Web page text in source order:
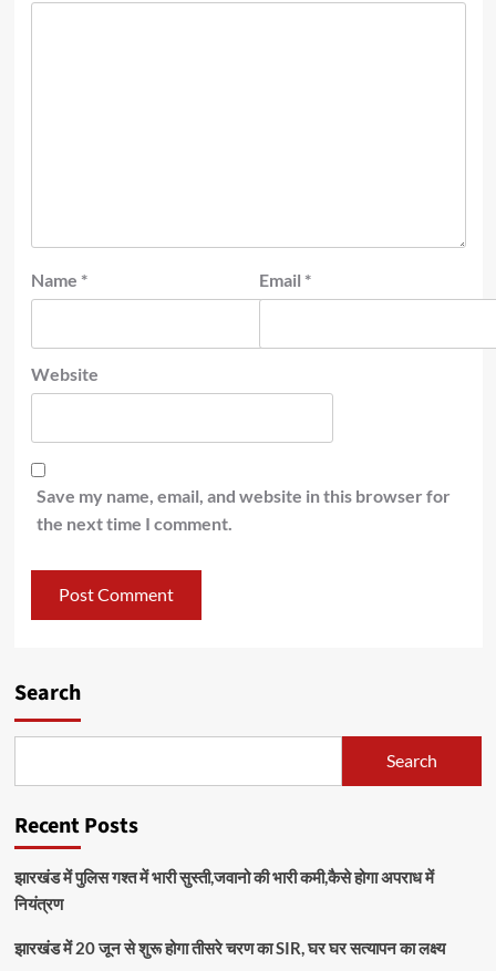
Name * Email *
Website
Save my name, email, and website in this browser for
the next time I comment.
Search
Search
Recent Posts
झारखंड में पुलिस गश्त में भारी सुस्ती,जवानो की भारी कमी,कैसे होगा अपराध में
नियंत्रण
झारखंड में 20 जून से शुरू होगा तीसरे चरण का SIR, घर घर सत्यापन का लक्ष्य